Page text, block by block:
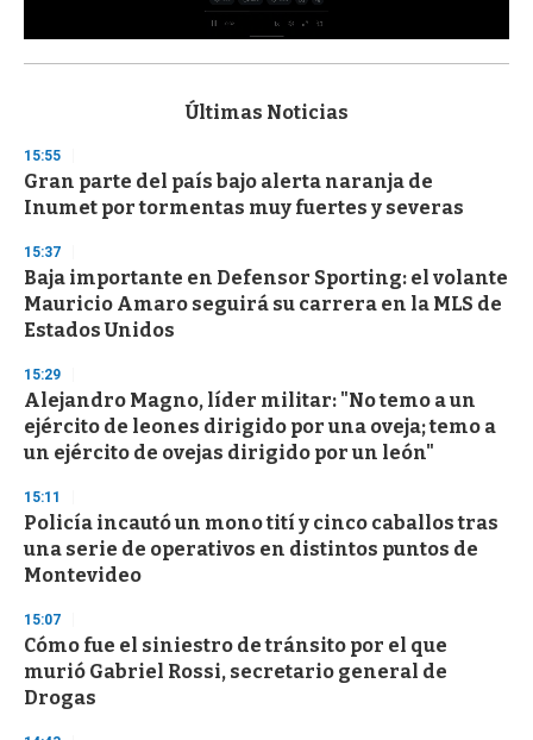
s
d
s
o
f
3
s
e
c
o
d
s
Últimas Noticias
15:55
Gran parte del país bajo alerta naranja de
Inumet por tormentas muy fuertes y severas
15:37
Baja importante en Defensor Sporting: el volante
Mauricio Amaro seguirá su carrera en la MLS de
Estados Unidos
15:29
Alejandro Magno, líder militar: "No temo a un
ejército de leones dirigido por una oveja; temo a
un ejército de ovejas dirigido por un león"
15:11
Policía incautó un mono tití y cinco caballos tras
una serie de operativos en distintos puntos de
Montevideo
15:07
Cómo fue el siniestro de tránsito por el que
murió Gabriel Rossi, secretario general de
Drogas